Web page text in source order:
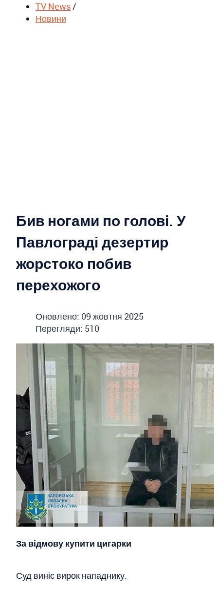
TV News/
Новини
Бив ногами по голові. У
Павлограді дезертир
жорстоко побив
перехожого
Оновлено: 09 жовтня 2025
Перегляди: 510
За відмову купити цигарки
Суд виніс вирок нападнику.